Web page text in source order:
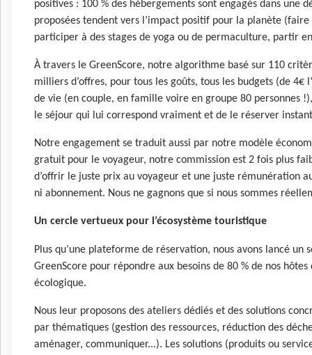
positives : 100 % des hébergements sont engagés dans une
proposées tendent vers l’impact positif pour la planète
participer à des stages de yoga ou de permaculture, partir
À travers le GreenScore, notre algorithme basé sur 110
milliers d’offres, pour tous les goûts, tous les budgets (de
de vie (en couple, en famille voire en groupe 80 personnes
le séjour qui lui correspond vraiment et de le réserver
Notre engagement se traduit aussi par notre modèle
gratuit pour le voyageur, notre commission est 2 fois plus
d’offrir le juste prix au voyageur et une juste rémunération
ni abonnement. Nous ne gagnons que si nous sommes
Un cercle vertueux pour l’écosystème touristique
Plus qu’une plateforme de réservation, nous avons lancé un
GreenScore pour répondre aux besoins de 80 % de nos
écologique.
Nous leur proposons des ateliers dédiés et des solutions
par thématiques (gestion des ressources, réduction des
aménager, communiquer...). Les solutions (produits ou